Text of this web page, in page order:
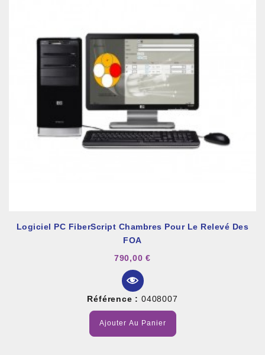
Logiciel PC FiberScript Chambres Pour Le Relevé Des
FOA
790,00 €
Référence : 0408007
Ajouter Au Panier